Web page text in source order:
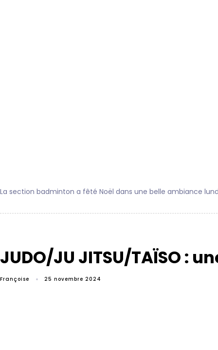
La section badminton a fêté Noël dans une belle ambiance
JUDO/JU JITSU/TAÏSO :
Françoise 25 novembre 2024